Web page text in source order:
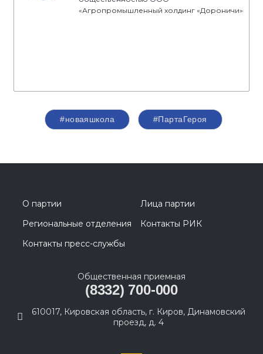
«Агропромышленный холдинг «Дороничи»
#новаяшкола #ПартаГероя
О партии
Лица партии
Региональные отделения
Контакты РИК
Контакты пресс-службы
Общественная приемная
(8332) 700-000
610017, Кировская область, г. Киров, Динамовский
проезд, д. 4